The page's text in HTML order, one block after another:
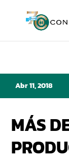
Abr 11, 2018
MÁS